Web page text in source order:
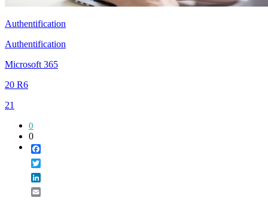
Authentification
Authentification
Microsoft 365
20 R6
21
0
0